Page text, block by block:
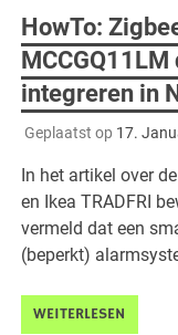
HowTo:
integreren in
Geplaatst op 17.
In het artikel over
en Ikea TRADFRI
vermeld dat een
(beperkt)
WEITERLESEN